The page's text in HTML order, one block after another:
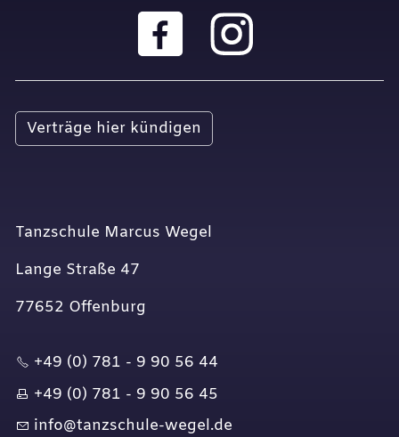
Verträge hier kündigen
Tanzschule Marcus Wegel
Lange Straße 47
77652 Offenburg
+49 (0) 781 - 9 90 56 44
+49 (0) 781 - 9 90 56 45
nf
t nzsch l -w g l d